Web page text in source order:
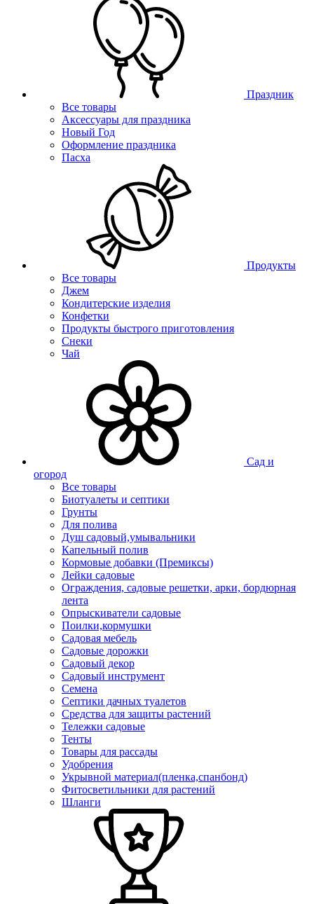
Праздник
Все товары
Аксессуары для праздника
Новый Год
Оформление праздника
Пасха
Продукты
Все товары
Джем
Кондитерские изделия
Конфетки
Продукты быстрого приготовления
Снеки
Чай
Сад и
огород
Все товары
Биотуалеты и септики
Грунты
Для полива
Душ садовый,умывальники
Капельный полив
Кормовые добавки (Премиксы)
Лейки садовые
Ограждения, садовые решетки, арки, бордюрная
лента
Опрыскиватели садовые
Поилки,кормушки
Садовая мебель
Садовые дорожки
Садовый декор
Садовый инструмент
Семена
Септики дачных туалетов
Средства для защиты растений
Тележки садовые
Тенты
Товары для рассады
Удобрения
Укрывной материал(пленка,спанбонд)
Фитосветильники для растений
Шланги